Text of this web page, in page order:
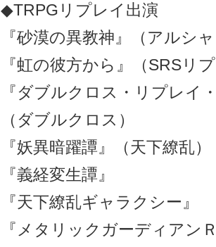
◆TRPGリプレイ出演
『砂漠の異教神』（アルシ
『虹の彼方から』（SRSリ
『ダブルクロス・リプレイ
（ダブルクロス）
『妖異暗躍譚』（天下繚乱）
『義経変生譚』
『天下繚乱ギャラクシー』
『メタリックガーディアン